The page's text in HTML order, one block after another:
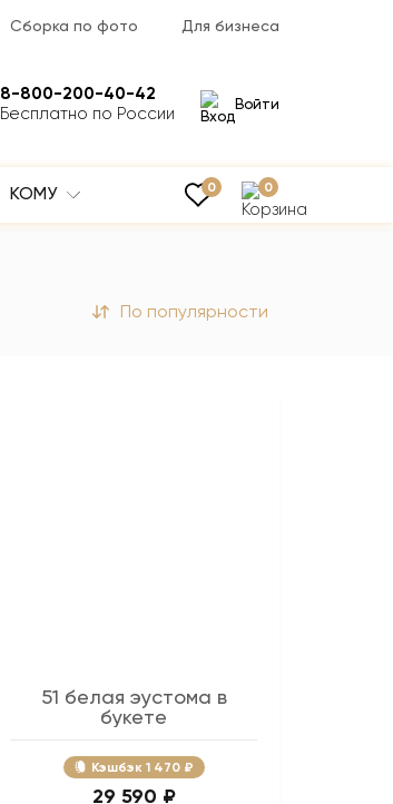
Сборка по фото Для бизнеса
8-800-200-40-42
Бесплатно по России
Войти
КОМУ 0 0
По популярности
51 белая эустома в
букете
Кэшбэк 1 470 ₽
29 590 ₽